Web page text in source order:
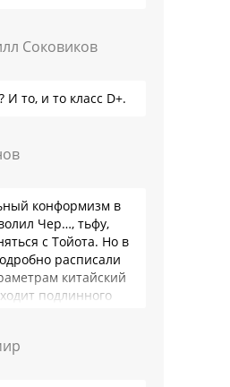
Соковиков
И то, и то класс D+.
конформизм в
Чер…, тьфу,
с Тойота. Но в
расписали
китайский
подлинного
ровно и приятно …